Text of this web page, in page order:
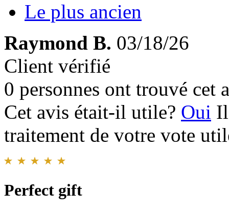
Le plus ancien
Raymond B. 03/18/26
Client vérifié
0 personnes ont trouvé cet
Cet avis était-il utile? Oui
traitement de votre vote
Perfect gift